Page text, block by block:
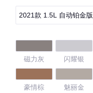
2021款 1.5L 自动铂金版
磁力灰 闪耀银
豪情棕 魅丽金